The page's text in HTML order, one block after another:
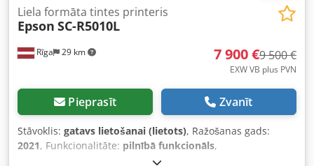
Rīga 29 km
Liela formāta tintes printeris
Epson SC-R5010L
7 900 €9 500 €
EXW VB plus PVN
Pieprasīt Zvanīt
Stāvoklis: gatavs lietošanai (lietots), Ražošanas gads:
2021, Funkcionalitāte: pilnībā funkcionāls,
iekārtas/transportlīdzekļa numurs: